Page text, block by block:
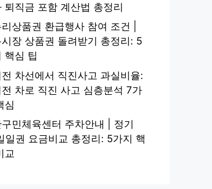
퇴직금 포함 계산법 총정리
상품권 환급행사 참여 조건 |
시장 상품권 돌려받기 총정리: 5
핵심 팁
전 차선에서 직진사고 과실비율:
전 차로 직진 사고 심층분석 7가
심
민체육센터 주차안내 | 정기
일권 요금비교 총정리: 5가지 핵
교